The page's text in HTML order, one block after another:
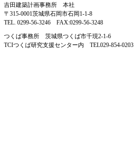
吉田建築計画事務所 本社
〒315-0001茨城県石岡市石岡1-1-8
TEL. 0299-56-3246 FAX:0299-56-3248
つくば事務所 茨城県つくば市千現2-1-6
TCIつくば研究支援センター内 TEL029‐854‐0203